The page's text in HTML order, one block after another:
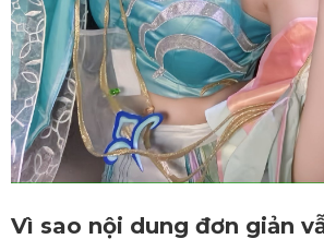
Vì sao nội dung đơn giản